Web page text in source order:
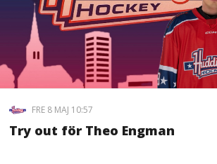
FRE 8 MAJ 10:57
Try out för Theo Engman